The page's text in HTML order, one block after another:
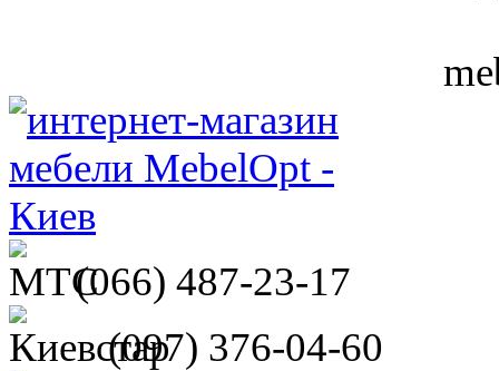
(066) 487-23-17
(097) 376-04-60